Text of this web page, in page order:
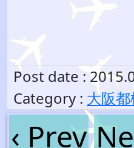
Post date :
Category : 大阪
‹ Prev